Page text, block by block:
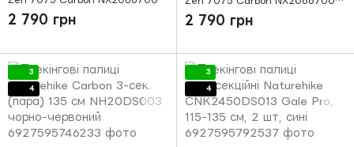
black
2 790 грн
white
2 790 грн
3
4
3
4